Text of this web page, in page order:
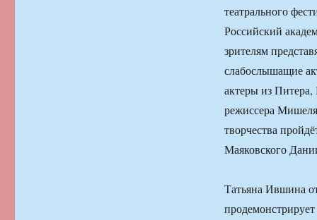
театрального
Российский
зрителям
слабослышащие
актеры из Питера,
режиссера
творчества
Маяковского
Татьяна Ившина